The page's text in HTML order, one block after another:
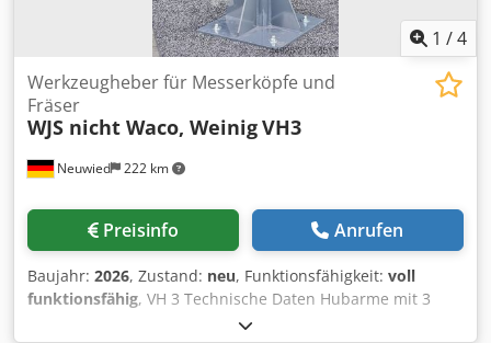
1 /4
Neuwied 222 km
Werkzeugheber für Messerköpfe und
Fräser
WJS nicht Waco, WeinigVH3
Preisinfo Anrufen
Baujahr: 2026, Zustand: neu, Funktionsfähigkeit: voll
funktionsfähig, VH 3 Technische Daten Hubarme mit 3
Gelenken Länge 2140mm (Option 2500mm) Pneumatische